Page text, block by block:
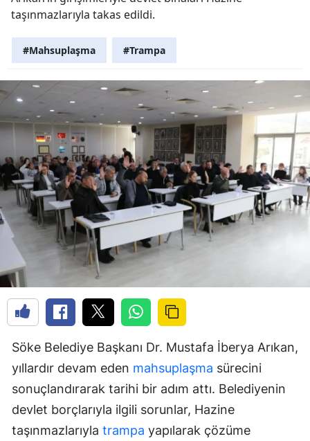
taşınmazlarıyla takas edildi.
#Mahsuplaşma #Trampa
Söke Belediye Başkanı Dr. Mustafa İberya Arıkan,
yıllardır devam eden mahsuplaşma sürecini
sonuçlandırarak tarihi bir adım attı. Belediyenin
devlet borçlarıyla ilgili sorunlar, Hazine
taşınmazlarıyla trampa yapılarak çözüme